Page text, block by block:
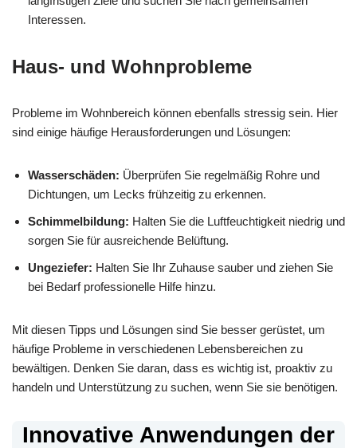
Interessen.
Haus- und Wohnprobleme
Probleme im Wohnbereich können ebenfalls stressig sein. Hier
sind einige häufige Herausforderungen und Lösungen:
Wasserschäden: Überprüfen Sie regelmäßig Rohre und
Dichtungen, um Lecks frühzeitig zu erkennen.
Schimmelbildung: Halten Sie die Luftfeuchtigkeit niedrig und
sorgen Sie für ausreichende Belüftung.
Ungeziefer: Halten Sie Ihr Zuhause sauber und ziehen Sie
bei Bedarf professionelle Hilfe hinzu.
Mit diesen Tipps und Lösungen sind Sie besser gerüstet, um
häufige Probleme in verschiedenen Lebensbereichen zu
bewältigen. Denken Sie daran, dass es wichtig ist, proaktiv zu
handeln und Unterstützung zu suchen, wenn Sie sie benötigen.
Innovative Anwendungen der